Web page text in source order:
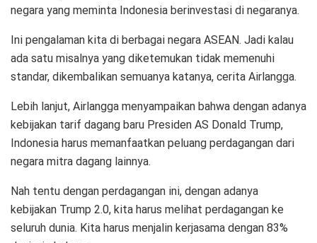
negara yang meminta Indonesia berinvestasi di negaranya.
Ini pengalaman kita di berbagai negara ASEAN. Jadi kalau
ada satu misalnya yang diketemukan tidak memenuhi
standar, dikembalikan semuanya katanya, cerita Airlangga.
Lebih lanjut, Airlangga menyampaikan bahwa dengan adanya
kebijakan tarif dagang baru Presiden AS Donald Trump,
Indonesia harus memanfaatkan peluang perdagangan dari
negara mitra dagang lainnya.
Nah tentu dengan perdagangan ini, dengan adanya
kebijakan Trump 2.0, kita harus melihat perdagangan ke
seluruh dunia. Kita harus menjalin kerjasama dengan 83%